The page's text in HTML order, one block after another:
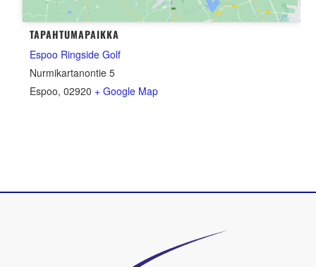
TAPAHTUMAPAIKKA
Espoo Ringside Golf
Nurmikartanontie 5
Espoo, 02920 + Google Map